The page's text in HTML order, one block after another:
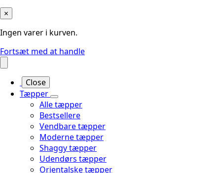
×
Ingen varer i kurven.
Fortsæt med at handle
Close
Tæpper
Alle tæpper
Bestsellere
Vendbare tæpper
Moderne tæpper
Shaggy tæpper
Udendørs tæpper
Orientalske tæpper